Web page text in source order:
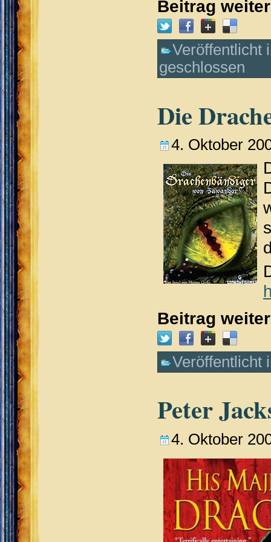
Beitrag
Veröffentlicht
geschlossen
Die
4. Oktober
Beitrag
Veröffentlicht
Peter
4. Oktober